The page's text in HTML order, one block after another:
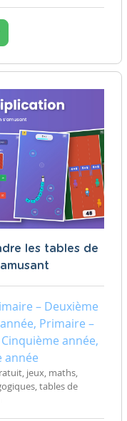
les tables de
– Deuxième
Primaire –
année,
année
jeux, maths,
tables de